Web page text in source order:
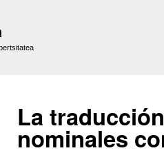
La
nominales